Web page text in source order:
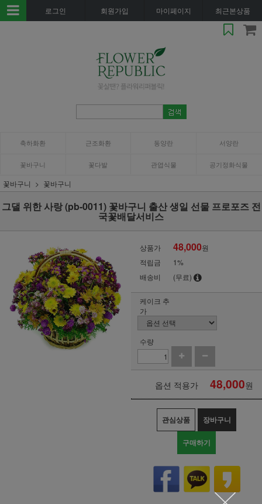
로그인 회원가입 마이페이지 최근본상품
축하화환 근조화환 동양란 서양란
꽃바구니 꽃다발 관엽식물 공기정화식물
꽃바구니 꽃바구니
그댈 위한 사랑 (pb-0011) 꽃바구니 출산 생일 선물 프로포즈 전
국꽃배달서비스
상품가 48,000원
적립금
1%
배송비
(무료)
케이크 추
가
수량
옵션 적용가 48,000원
관심상품 장바구니
구매하기